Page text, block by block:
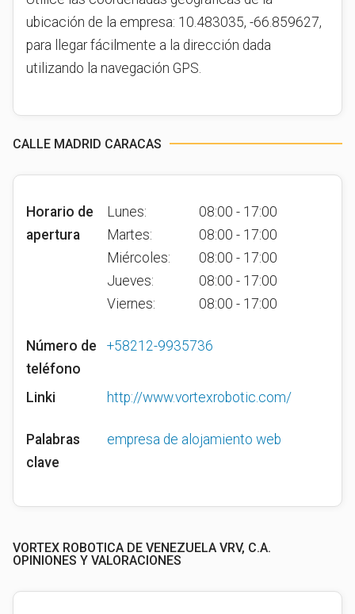
ubicación de la empresa: 10.483035, -66.859627,
para llegar fácilmente a la dirección dada
utilizando la navegación GPS.
CALLE MADRID CARACAS
Horario de
apertura
Lunes:
08:00 - 17:00
Martes:
08:00 - 17:00
Miércoles:
08:00 - 17:00
Jueves:
08:00 - 17:00
Viernes:
08:00 - 17:00
Número de
teléfono
+58212-9935736
Linki http://www.vortexrobotic.com/
Palabras
clave
empresa de alojamiento web
VORTEX ROBOTICA DE VENEZUELA VRV, C.A.
OPINIONES Y VALORACIONES